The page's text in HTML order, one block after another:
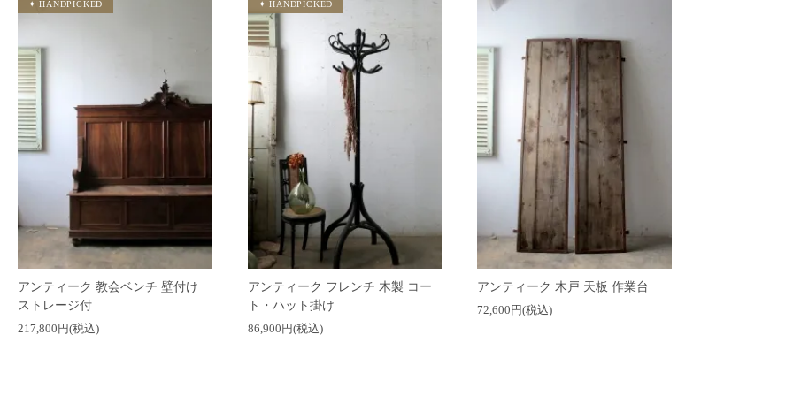
アンティーク 教会ベンチ 壁付け
ストレージ付
217,800円(税込)
アンティーク フレンチ 木製 コー
ト・ハット掛け
86,900円(税込)
アンティーク 木戸 天板 作業台
72,600円(税込)